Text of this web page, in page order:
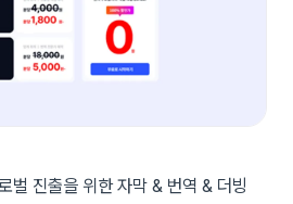
벌 진출을 위한 자막 & 번역 & 더빙